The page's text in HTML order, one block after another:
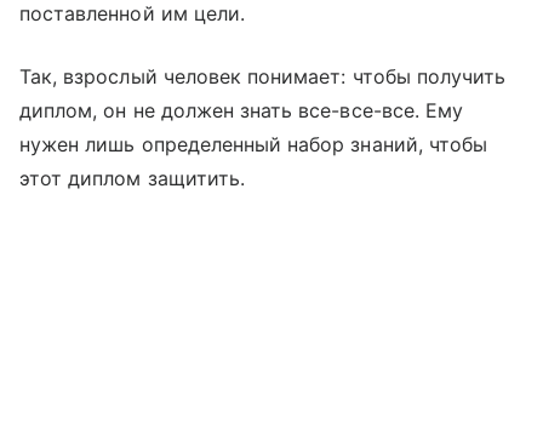
поставленной им цели.
Так, взрослый человек понимает: чтобы получить
диплом, он не должен знать все-все-все. Ему
нужен лишь определенный набор знаний, чтобы
этот диплом защитить.